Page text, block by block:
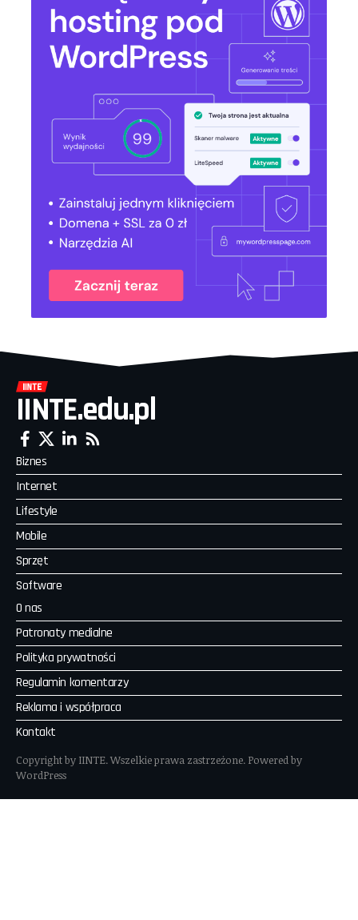
IINTE.edu.pl
Biznes
Internet
Lifestyle
Mobile
Sprzęt
Software
O nas
Patronaty medialne
Polityka prywatności
Regulamin komentarzy
Reklama i współpraca
Kontakt
Copyright by IINTE. Wszelkie prawa zastrzeżone. Powered by
WordPress